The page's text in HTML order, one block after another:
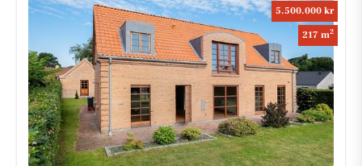
5.500.000 kr
217 m2